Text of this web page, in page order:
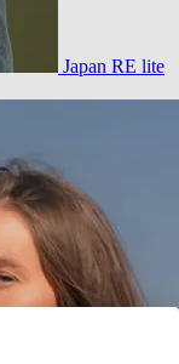
Japan RE lite